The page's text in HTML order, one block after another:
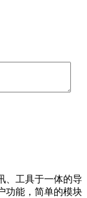
、工具于一体的导
功能，简单的模块